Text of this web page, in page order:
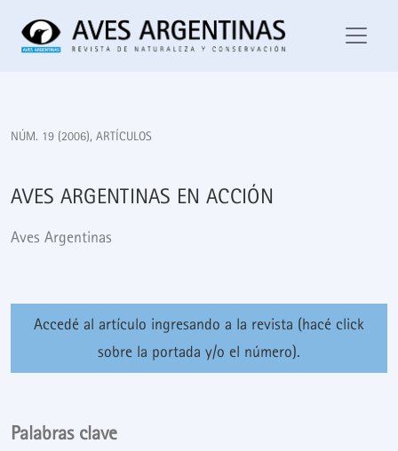
Aves Argentinas en acción
NÚM. 19 (2006), ARTÍCULOS
AVES ARGENTINAS EN ACCIÓN
Aves Argentinas
Palabras clave
Accedé al artículo ingresando a la revista (hacé click
sobre la portada y/o el número).